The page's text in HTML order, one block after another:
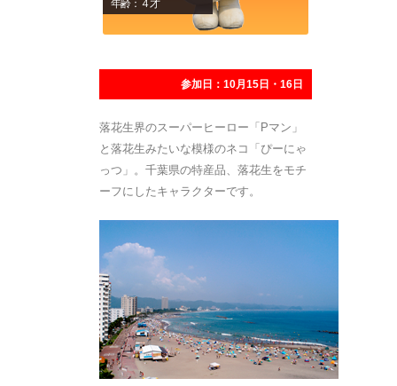
年齢：４才
参加日：10月15日・16日
落花生界のスーパーヒーロー「Pマン」
と落花生みたいな模様のネコ「ぴーにゃ
っつ」。千葉県の特産品、落花生をモチ
ーフにしたキャラクターです。